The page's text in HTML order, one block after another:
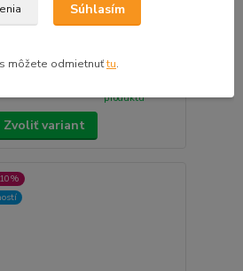
produktu
Zvoliť variant
Súhlasím
môžete odmietnuťtu.